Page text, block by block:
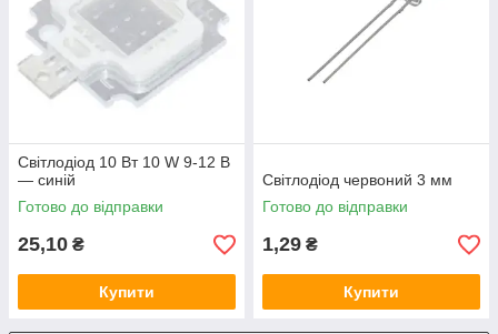
Світлодіод 10 Вт 10 W 9-12 В
— синій
Готово до відправки
25,10 ₴
Купити
Світлодіод червоний 3 мм
Готово до відправки
1,29 ₴
Купити